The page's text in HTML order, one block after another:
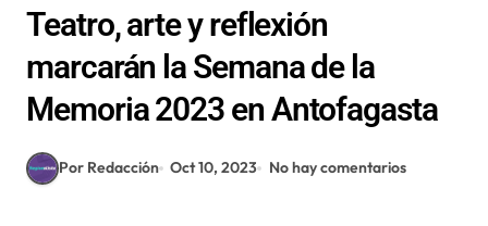
Teatro, arte y reflexión
marcarán la Semana de la
Memoria 2023 en Antofagasta
Por Redacción Oct 10, 2023 No hay comentarios